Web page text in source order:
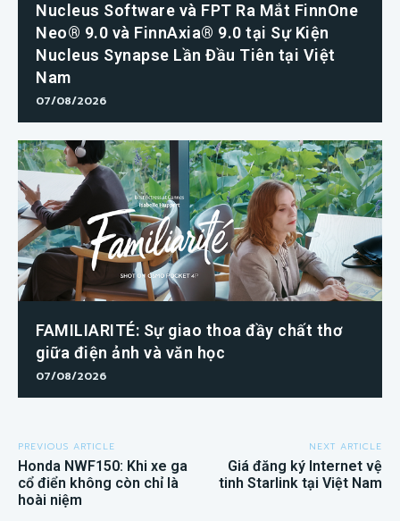
Nucleus Software và FPT Ra Mắt FinnOne
Neo® 9.0 và FinnAxia® 9.0 tại Sự Kiện
Nucleus Synapse Lần Đầu Tiên tại Việt
Nam
07/08/2026
FAMILIARITÉ: Sự giao thoa đầy chất thơ
giữa điện ảnh và văn học
07/08/2026
PREVIOUS ARTICLE
Honda NWF150: Khi xe ga
cổ điển không còn chỉ là
hoài niệm
NEXT ARTICLE
Giá đăng ký Internet vệ
tinh Starlink tại Việt Nam